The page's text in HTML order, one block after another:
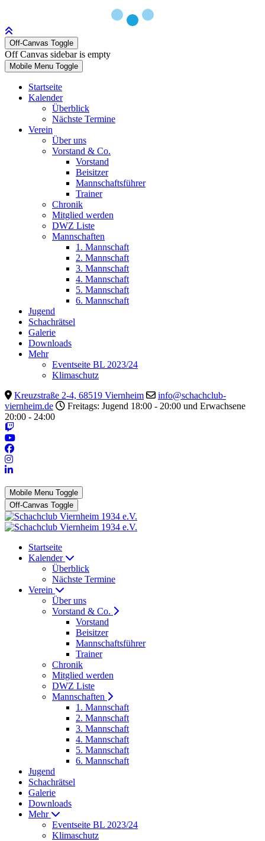
Off-Canvas Toggle
Off Canvas sidebar is empty
Mobile Menu Toggle
Startseite
Kalender
Überblick
Nächste Termine
Verein
Über uns
Vorstand & Co.
Vorstand
Beisitzer
Mannschaftsführer
Trainer
Chronik
Mitglied werden
DWZ Liste
Mannschaften
1. Mannschaft
2. Mannschaft
3. Mannschaft
4. Mannschaft
5. Mannschaft
6. Mannschaft
Jugend
Schachrätsel
Galerie
Downloads
Mehr
Eventseite BL 2023/24
Klimaschutz
Kreuzstraße 2-4, 68519 Viernheim
info@schachclub-
viernheim.de
Freitags: Jugend 18:00 - 20:00 und Erwachsene
20:00 - 24:00
Mobile Menu Toggle
Off-Canvas Toggle
Startseite
Kalender
Überblick
Nächste Termine
Verein
Über uns
Vorstand & Co.
Vorstand
Beisitzer
Mannschaftsführer
Trainer
Chronik
Mitglied werden
DWZ Liste
Mannschaften
1. Mannschaft
2. Mannschaft
3. Mannschaft
4. Mannschaft
5. Mannschaft
6. Mannschaft
Jugend
Schachrätsel
Galerie
Downloads
Mehr
Eventseite BL 2023/24
Klimaschutz